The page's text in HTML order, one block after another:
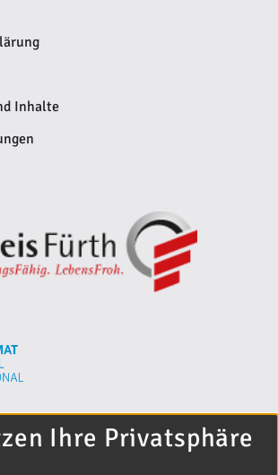
Inhalte
Ihre Privatsphäre